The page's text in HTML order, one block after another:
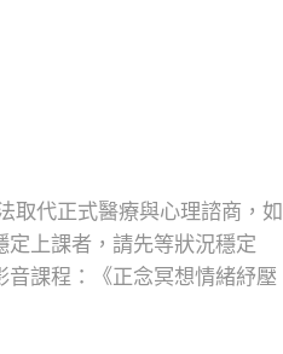
取代正式醫療與心理諮商，如
上課者，請先等狀況穩定
課程：《正念冥想情緒紓壓